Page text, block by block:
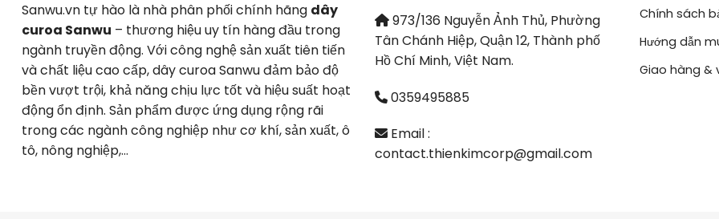
Sanwu.vn tự hào là nhà phân phối chính hãng dây
curoa Sanwu – thương hiệu uy tín hàng đầu trong
ngành truyền động. Với công nghệ sản xuất tiên tiến
và chất liệu cao cấp, dây curoa Sanwu đảm bảo độ
bền vượt trội, khả năng chịu lực tốt và hiệu suất hoạt
động ổn định. Sản phẩm được ứng dụng rộng rãi
trong các ngành công nghiệp như cơ khí, sản xuất, ô
tô, nông nghiệp,…
973/136 Nguyễn Ảnh Thủ, Phường
Tân Chánh Hiệp, Quận 12, Thành phố
Hồ Chí Minh, Việt Nam.
0359495885
Email :
contact.thienkimcorp@gmail.com
Chính sách
Hướng dẫn
Giao hàng &